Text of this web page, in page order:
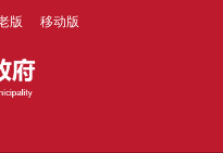
版 移动版